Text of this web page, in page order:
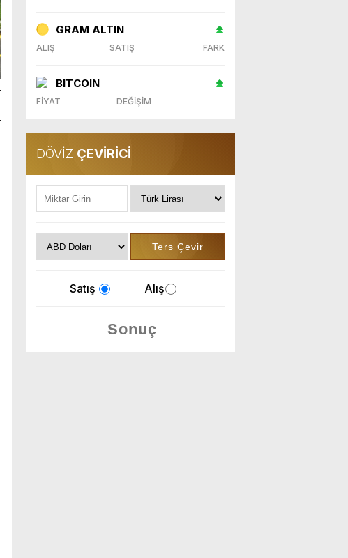
GRAM ALTIN
ALIŞ SATIŞ FARK
BITCOIN
FİYAT DEĞİŞİM
DÖVİZ ÇEVİRİCİ
Satış Alış